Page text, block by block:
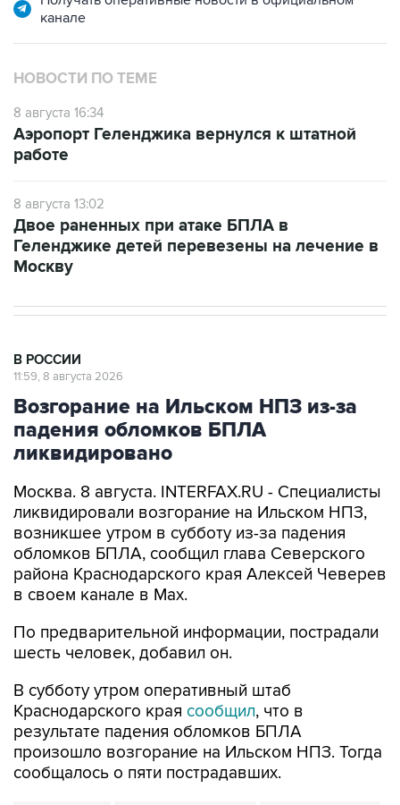
канале
НОВОСТИ ПО ТЕМЕ
8 августа 16:34
Аэропорт Геленджика вернулся к штатной
работе
8 августа 13:02
Двое раненных при атаке БПЛА в
Геленджике детей перевезены на лечение в
Москву
В РОССИИ
11:59, 8 августа 2026
Возгорание на Ильском НПЗ из-за
падения обломков БПЛА
ликвидировано
Москва. 8 августа. INTERFAX.RU - Специалисты
ликвидировали возгорание на Ильском НПЗ,
возникшее утром в субботу из-за падения
обломков БПЛА, сообщил глава Северского
района Краснодарского края Алексей Чеверев
в своем канале в Max.
По предварительной информации, пострадали
шесть человек, добавил он.
В субботу утром оперативный штаб
Краснодарского края сообщил, что в
результате падения обломков БПЛА
произошло возгорание на Ильском НПЗ. Тогда
сообщалось о пяти пострадавших.